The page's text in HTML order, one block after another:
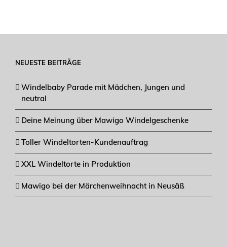
NEUESTE BEITRÄGE
Windelbaby Parade mit Mädchen, Jungen und
neutral
Deine Meinung über Mawigo Windelgeschenke
Toller Windeltorten-Kundenauftrag
XXL Windeltorte in Produktion
Mawigo bei der Märchenweihnacht in Neusäß